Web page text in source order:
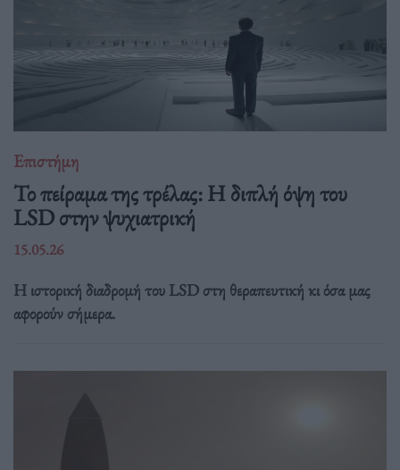
Επιστήμη
Το πείραμα της τρέλας: Η διπλή όψη του
LSD στην ψυχιατρική
15.05.26
Η ιστορική διαδρομή του LSD στη θεραπευτική κι όσα μας
αφορούν σήμερα.